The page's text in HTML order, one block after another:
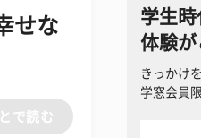
せな
で読む
学生
体験が
きっかけ
学窓会員